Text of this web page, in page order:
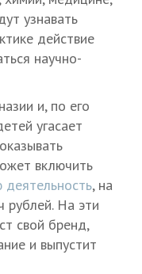
узнавать
действие
научно-
и, по его
угасает
включить
деятельность, на
рублей. На эти
свой бренд,
и выпустит